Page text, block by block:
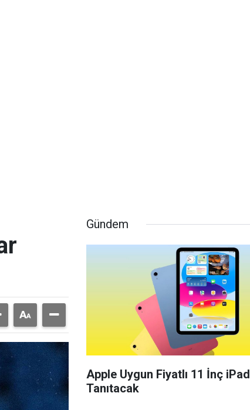
Gündem
Apple Uygun Fiyatlı 11 İnç iPad
Tanıtacak